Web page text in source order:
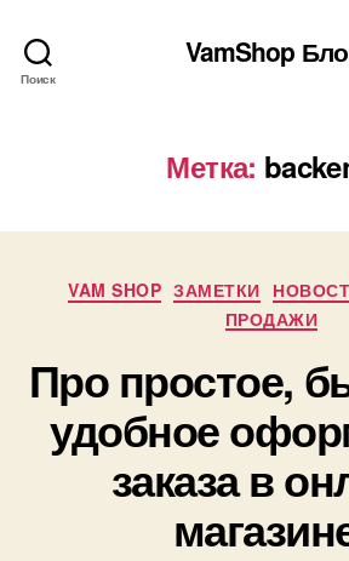
Поиск
VamShop
Метка:
VAM SHOP ЗАМЕТКИ
ПРОДАЖИ
Про простое,
удобное
заказа в